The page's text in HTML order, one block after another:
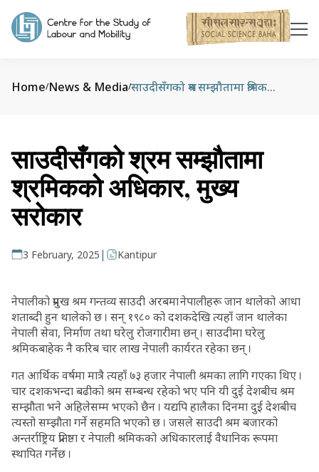
Home/News & Media/ साउदीसँगको श्रम सम्झौतामा श्रमिकको अधिकार, मुख्य सरोकार
साउदीसँगको श्रम सम्झौतामा
श्रमिकको अधिकार, मुख्य
सरोकार
3 February, 2025 | Kantipur
नेपालीको प्रमुख श्रम गन्तव्य साउदी अरबमा नेपालीहरू जान थालेको आधा
शताब्दी हुन थालेको छ । सन् १९८० को दशकदेखि त्यहाँ जान थालेका
नेपाली सेवा, निर्माण तथा घरेलु रोजगारीमा छन् । साउदीमा घरेलु
श्रमिकबाहेक नै करिब चार लाख नेपाली कार्यरत रहेका छन् ।
गत आर्थिक वर्षमा मात्रै त्यहाँ ७३ हजार नेपाली श्रमका लागि गएका थिए ।
चार दशकभन्दा बढीको श्रम सम्बन्ध रहेको भए पनि यी दुई देशबीच श्रम
सम्झौता भने अहिलेसम्म भएको छैन । यद्यपि हालैका दिनमा दुई देशबीच
त्यस्तो सम्झौता गर्ने सहमति भएको छ । जसले साउदी श्रम बजारको
अन्तर्राष्ट्रिय प्रतिष्ठा र नेपाली श्रमिकको अधिकारलाई वैधानिक रूपमा
स्थापित गर्नेछ ।